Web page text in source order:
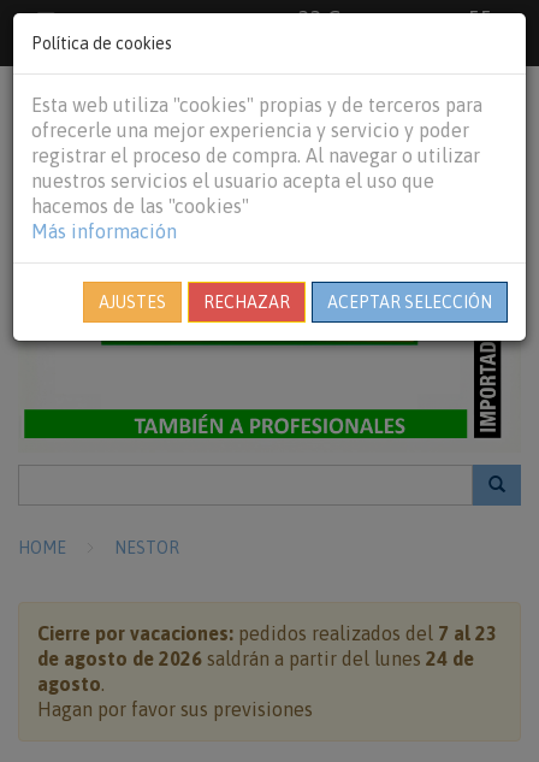
33 €
55
€Baleares y
person shopping_cart
HOME NESTOR
Cierre por vacaciones: pedidos realizados del 7 al 23
de agosto de 2026 saldrán a partir del lunes 24 de
agosto
Hagan por favor sus previsiones
Política de cookies
Esta web utiliza "cookies" propias y de terceros para
ofrecerle una mejor experiencia y servicio y poder
registrar el proceso de compra. Al navegar o utilizar
nuestros servicios el usuario acepta el uso que
hacemos de las "cookies"
Más información
AJUSTES RECHAZAR ACEPTAR SELECCIÓN